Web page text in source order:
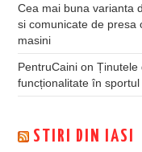
Cea mai buna varianta
si comunicate de presa
masini
PentruCaini onȚinutele
funcționalitate în sportul
STIRI DIN IASI